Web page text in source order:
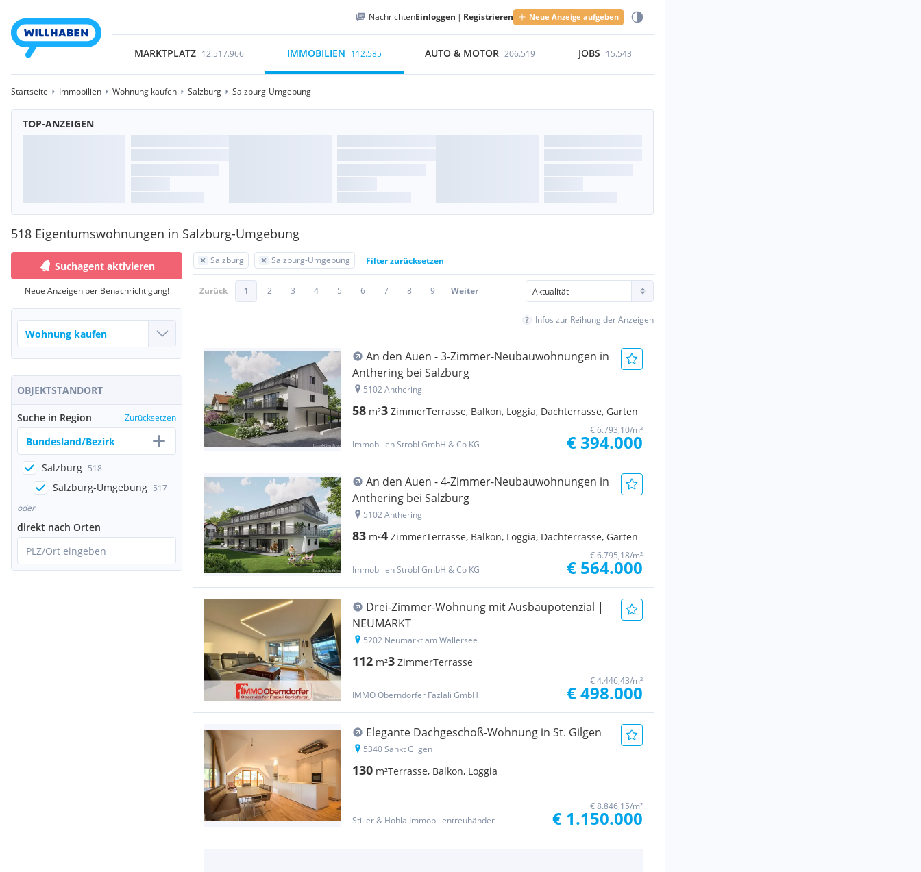
NachrichtenEinloggen | Registrieren Neue Anzeige aufgeben
MARKTPLATZ 12.517.966 IMMOBILIEN 112.585 AUTO & MOTOR 206.519 JOBS 15.543
Startseite Immobilien Wohnung kaufen Salzburg Salzburg-Umgebung
TOP-ANZEIGEN
518 Eigentumswohnungen in Salzburg-Umgebung
Suchagent aktivieren
Neue Anzeigen per Benachrichtigung!
OBJEKTSTANDORT
Suche in Region Zurücksetzen
Bundesland/Bezirk
Salzburg 518
Salzburg-Umgebung 517
oder
direkt nach Orten
PLZ/Ort eingeben
Salzburg Salzburg-Umgebung Filter zurücksetzen
Zurück 1 2 3 4 5 6 7 8 9 Weiter
Infos zur Reihung der Anzeigen
An den Auen - 3-Zimmer-Neubauwohnungen in
Anthering bei Salzburg
5102 Anthering
58 m²3 ZimmerTerrasse, Balkon, Loggia, Dachterrasse, Garten
Immobilien Strobl GmbH & Co KG
€ 6.793,10/m²
€ 394.000
An den Auen - 4-Zimmer-Neubauwohnungen in
Anthering bei Salzburg
5102 Anthering
83 m²4 ZimmerTerrasse, Balkon, Loggia, Dachterrasse, Garten
Immobilien Strobl GmbH & Co KG
€ 6.795,18/m²
€ 564.000
Drei-Zimmer-Wohnung mit Ausbaupotenzial |
NEUMARKT
5202 Neumarkt am Wallersee
112 m²3 ZimmerTerrasse
IMMO Oberndorfer Fazlali GmbH
€ 4.446,43/m²
€ 498.000
Elegante Dachgeschoß-Wohnung in St. Gilgen
5340 Sankt Gilgen
130 m²Terrasse, Balkon, Loggia
Stiller & Hohla Immobilientreuhänder
€ 8.846,15/m²
€ 1.150.000